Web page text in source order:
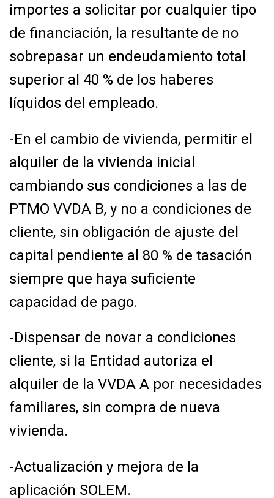
importes a solicitar por cualquier tipo
de financiación, la resultante de no
sobrepasar un endeudamiento total
superior al 40 % de los haberes
líquidos del empleado.
-En el cambio de vivienda, permitir el
alquiler de la vivienda inicial
cambiando sus condiciones a las de
PTMO VVDA B, y no a condiciones de
cliente, sin obligación de ajuste del
capital pendiente al 80 % de tasación
siempre que haya suficiente
capacidad de pago.
-Dispensar de novar a condiciones
cliente, si la Entidad autoriza el
alquiler de la VVDA A por necesidades
familiares, sin compra de nueva
vivienda.
-Actualización y mejora de la
aplicación SOLEM.